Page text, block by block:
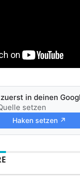
in deinen
setzen
Haken setzen ↗